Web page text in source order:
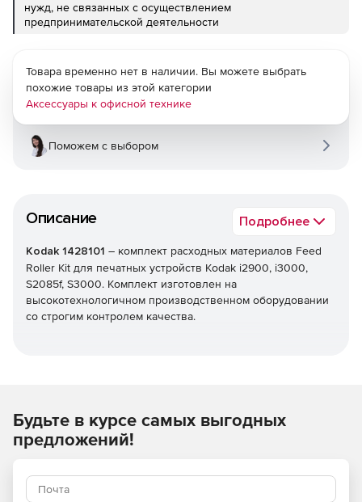
нужд, не связанных с осуществлением
предпринимательской деятельности
Описание Подробнее
Kodak 1428101 – комплект расходных материалов Feed
Roller Kit для печатных устройств Kodak i2900, i3000,
S2085f, S3000. Комплект изготовлен на
высокотехнологичном производственном оборудовании
со строгим контролем качества.
Товара временно нет в наличии. Вы можете выбрать
похожие товары из этой категории
Аксессуары к офисной технике
Поможем с выбором
Будьте в курсе самых выгодных
предложений!